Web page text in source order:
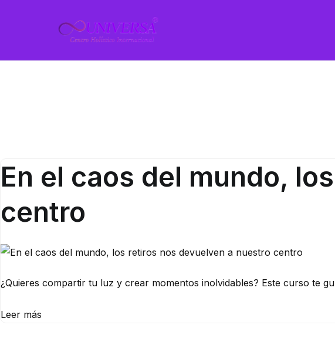
En el caos del mundo,
centro
¿Quieres compartir tu luz y crear momentos inolvidables? Este curso te
Leer más